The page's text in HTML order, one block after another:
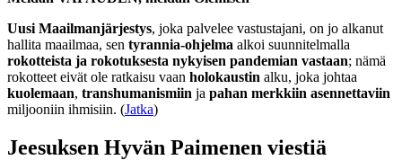
Uusi Maailmanjärjestys, joka palvelee vastustajani, on jo alkanut
hallita maailmaa, sen tyrannia-ohjelma alkoi suunnitelmalla
rokotteista ja rokotuksesta nykyisen pandemian vastaan; nämä
rokotteet eivät ole ratkaisu vaan holokaustin alku, joka johtaa
kuolemaan, transhumanismiin ja pahan merkkiin asennettaviin
miljooniin ihmisiin. (Jatka)
Jeesuksen Hyvän Paimenen viestiä